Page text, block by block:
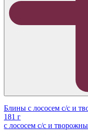
Блины с лососем с/с и
181 г
с лососем с/с и